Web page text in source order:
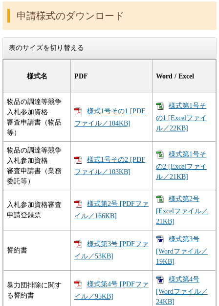
申請様式のダウンロード
表のサイズを切り替える
様式名 PDF Word / Excel
物品の調達等競争
入札参加資格
審査申請書（物品
等）
様式1号その1 [PDF
ファイル／104KB]
様式第1号そ
の1 [Excelファイ
ル／22KB]
物品の調達等競争
入札参加資格
審査申請書（業務
委託等）
様式1号その2 [PDF
ファイル／103KB]
様式第1号そ
の2 [Excelファイ
ル／21KB]
入札参加資格審査
申請登録票
様式第2号 [PDFファ
イル／166KB]
様式第2号
[Excelファイル／
21KB]
誓約書
様式第3号 [PDFファ
イル／53KB]
様式第3号
[Wordファイル／
19KB]
暴力団排除に関す
る誓約書
様式第4号 [PDFファ
イル／95KB]
様式第4号
[Wordファイル／
24KB]